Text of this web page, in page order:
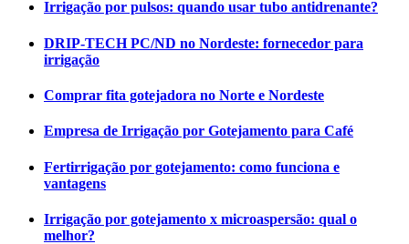
Irrigação por pulsos: quando usar tubo antidrenante?
DRIP-TECH PC/ND no Nordeste: fornecedor para
irrigação
Comprar fita gotejadora no Norte e Nordeste
Empresa de Irrigação por Gotejamento para Café
Fertirrigação por gotejamento: como funciona e
vantagens
Irrigação por gotejamento x microaspersão: qual o
melhor?